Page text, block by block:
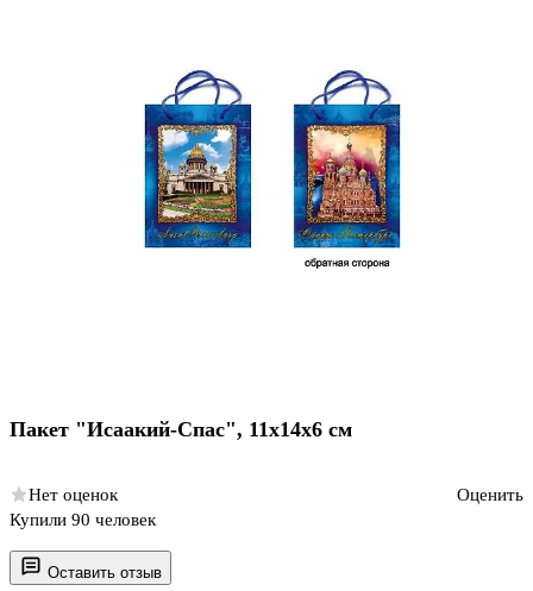
Оставить отзыв
Пакет "Исаакий-Спас", 11х14х6 см
Нет оценок
Оценить
Купили 90 человек